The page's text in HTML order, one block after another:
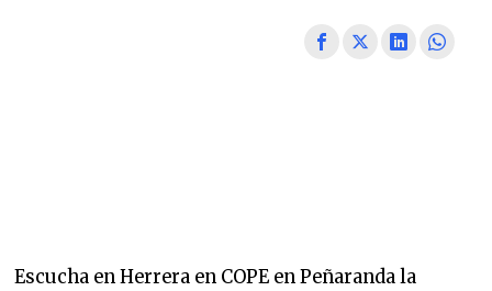
Escucha en Herrera en COPE en Peñaranda la